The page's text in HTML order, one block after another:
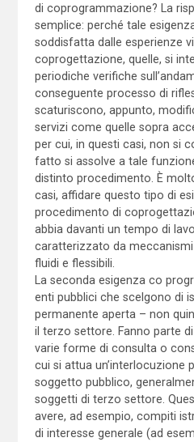
di coprogrammazione? La
semplice: perché tale
soddisfatta dalle esperienze
coprogettazione, quelle, si
periodiche verifiche
conseguente processo di
scaturiscono, appunto,
servizi come quelle sopra
per cui, in questi casi, non si
fatto si assolve a tale
distinto procedimento. È
casi, affidare questo tipo di
procedimento di
abbia davanti un tempo di
caratterizzato da
fluidi e flessibili.
La seconda esigenza co
enti pubblici che scelgono di
permanente aperta – non
il terzo settore. Fanno parte
varie forme di consulta o
cui si attua un’interlocuzione
soggetto pubblico,
soggetti di terzo settore.
avere, ad esempio, compiti
di interesse generale (ad